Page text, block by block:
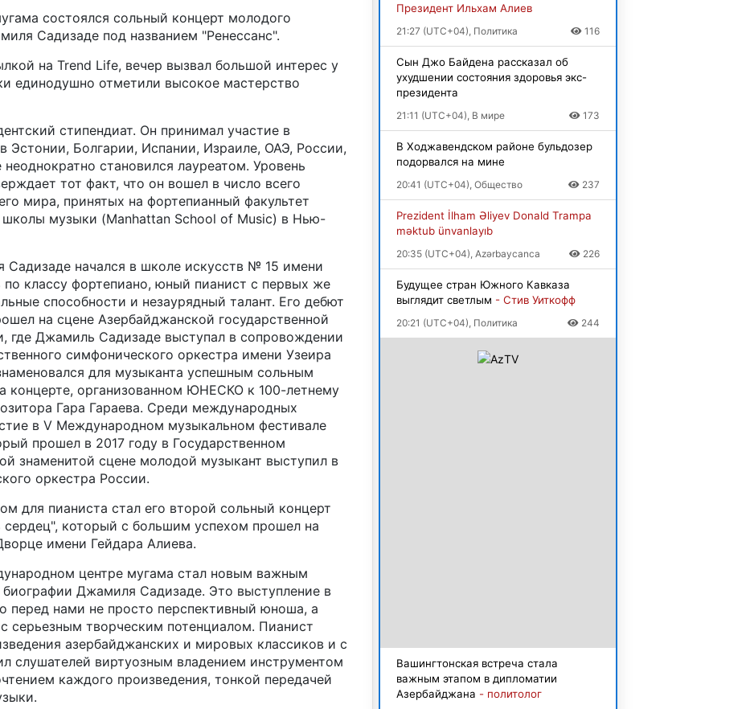
состоялся сольный концерт молодого
Садизаде под названием "Ренессанс".
на Trend Life, вечер вызвал большой интерес у
единодушно отметили высокое мастерство
стипендиат. Он принимал участие в
Эстонии, Болгарии, Испании, Израиле, ОАЭ, России,
становился лауреатом. Уровень
тот факт, что он вошел в число всего
мира, принятых на фортепианный факультет
школы музыки (Manhattan School of Music) в Нью-
начался в школе искусств № 15 имени
классу фортепиано, юный пианист с первых же
способности и незаурядный талант. Его дебют
на сцене Азербайджанской государственной
где Джамиль Садизаде выступал в сопровождении
симфонического оркестра имени Узеира
для музыканта успешным сольным
концерте, организованном ЮНЕСКО к 100-летнему
Гара Гараева. Среди международных
в V Международном музыкальном фестивале
прошел в 2017 году в Государственном
знаменитой сцене молодой музыкант выступил в
оркестра России.
для пианиста стал его второй сольный концерт
сердец", который с большим успехом прошел на
имени Гейдара Алиева.
центре мугама стал новым важным
Джамиля Садизаде. Это выступление в
перед нами не просто перспективный юноша, а
серьезным творческим потенциалом. Пианист
азербайджанских и мировых классиков и с
слушателей виртуозным владением инструментом
каждого произведения, тонкой передачей
Президент Ильхам Алиев
21:27 (UTC+04), Политика 116
Сын Джо Байдена рассказал об
ухудшении состояния здоровья экс-
президента
21:11 (UTC+04), В мире 173
В Ходжавендском районе бульдозер
подорвался на мине
20:41 (UTC+04), Общество 237
Prezident İlham Əliyev Donald Trampa
məktub ünvanlayıb
20:35 (UTC+04), Azərbaycanca 226
Будущее стран Южного Кавказа
выглядит светлым - Стив Уиткофф
20:21 (UTC+04), Политика 244
Вашингтонская встреча стала
важным этапом в дипломатии
Азербайджана - политолог